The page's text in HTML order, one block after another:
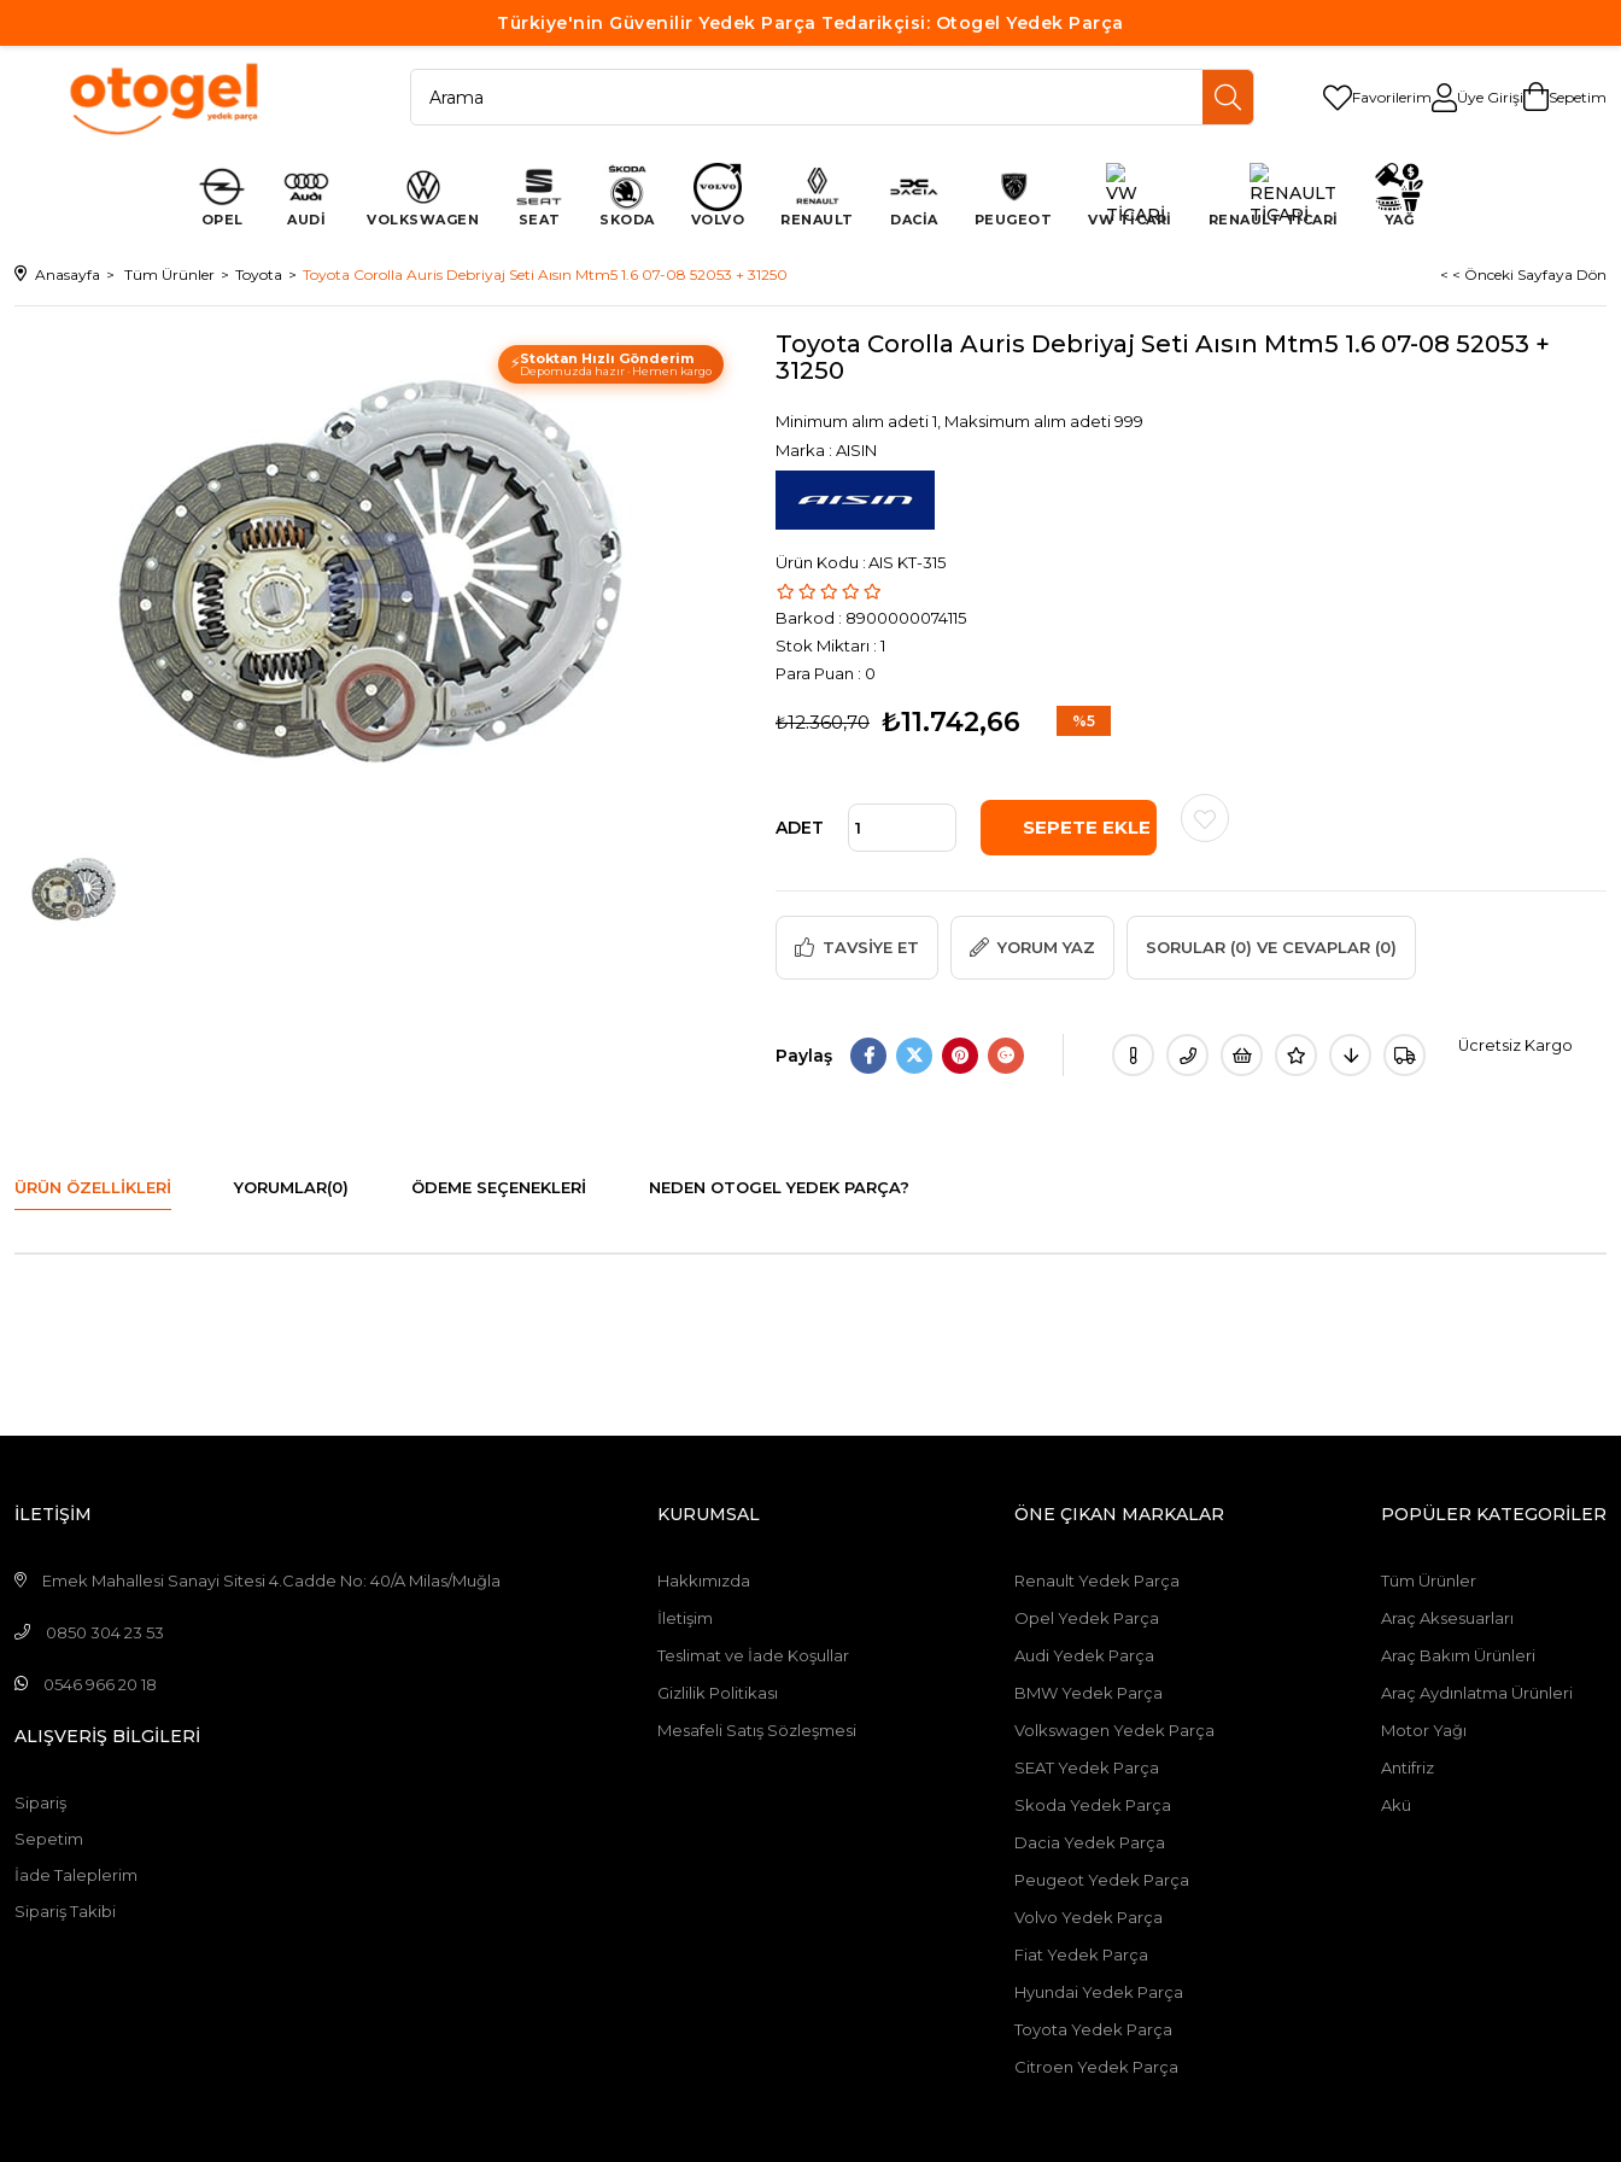
Türkiye'nin Güvenilir Yedek Parça Tedarikçisi: Otogel Yedek Parça
Favorilerim Üye Girişi Sepetim
OPEL AUDİ VOLKSWAGEN SEAT SKODA VOLVO RENAULT DACİA PEUGEOT VW TİCARİ RENAULT TİCARİ YAĞ
Anasayfa Tüm Ürünler Toyota Toyota Corolla Auris Debriyaj Seti Aısın Mtm5 1.6 07-08 52053 + 31250 < < Önceki Sayfaya Dön
⚡Stoktan Hızlı Gönderim
Depomuzda hazır · Hemen kargo
Toyota Corolla Auris Debriyaj Seti Aısın Mtm5 1.6 07-08 52053 +
31250
Minimum alım adeti 1, Maksimum alım adeti 999
Marka : AISIN
AIS KT-315
Barkod : 8900000074115
Stok Miktarı : 1
Para Puan : 0
₺12.360,70 ₺11.742,66 %5
ADET
TAVSIYE ET YORUM YAZ SORULAR (0) VE CEVAPLAR (0)
Paylaş Ücretsiz Kargo
ÜRÜN ÖZELLIKLERI YORUMLAR(0) ÖDEME SEÇENEKLERI NEDEN OTOGEL YEDEK PARÇA?
İLETİŞİM
Emek Mahallesi Sanayi Sitesi 4.Cadde No: 40/A Milas/Muğla
0850 304 23 53
0546 966 20 18
ALIŞVERİŞ BİLGİLERİ
Sipariş
Sepetim
İade Taleplerim
Sipariş Takibi
KURUMSAL
Hakkımızda
İletişim
Teslimat ve İade Koşullar
Gizlilik Politikası
Mesafeli Satış Sözleşmesi
ÖNE ÇIKAN MARKALAR
Renault Yedek Parça
Opel Yedek Parça
Audi Yedek Parça
BMW Yedek Parça
Volkswagen Yedek Parça
SEAT Yedek Parça
Skoda Yedek Parça
Dacia Yedek Parça
Peugeot Yedek Parça
Volvo Yedek Parça
Fiat Yedek Parça
Hyundai Yedek Parça
Toyota Yedek Parça
Citroen Yedek Parça
POPÜLER KATEGORİLER
Tüm Ürünler
Araç Aksesuarları
Araç Bakım Ürünleri
Araç Aydınlatma Ürünleri
Motor Yağı
Antifriz
Akü